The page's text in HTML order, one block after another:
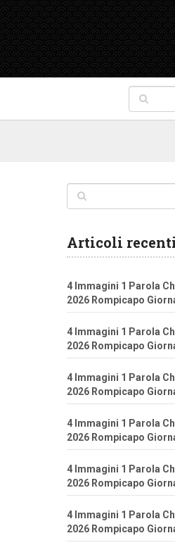
Articoli
4 Immagini 1 Parola
2026 Rompicapo
4 Immagini 1 Parola
2026 Rompicapo
4 Immagini 1 Parola
2026 Rompicapo
4 Immagini 1 Parola
2026 Rompicapo
4 Immagini 1 Parola
2026 Rompicapo
4 Immagini 1 Parola
2026 Rompicapo